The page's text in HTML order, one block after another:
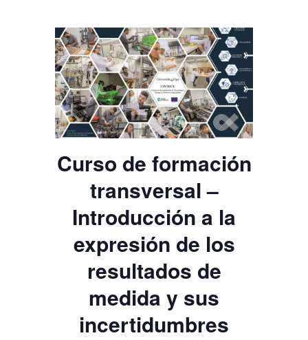
Curso de formación
transversal –
Introducción a la
expresión de los
resultados de
medida y sus
incertidumbres